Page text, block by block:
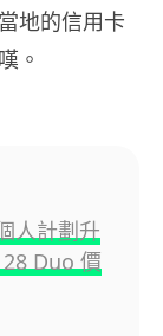
地的信用卡
。
人計劃升
Duo 價